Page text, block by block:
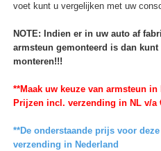
voet kunt u vergelijken met uw
NOTE: Indien er in uw auto af
armsteun gemonteerd is dan
monteren!!!
**Maak uw keuze van armsteun
Prijzen incl. verzending in NL v/a
**De onderstaande prijs voor
verzending in Nederland